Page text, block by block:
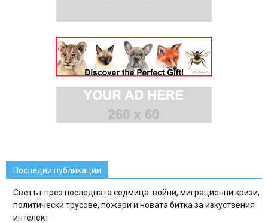
Последни публикации
Светът през последната седмица: войни, миграционни кризи,
политически трусове, пожари и новата битка за изкуствения
интелект